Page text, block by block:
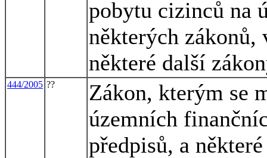
pobytu cizinců na
některých zákonů,
některé další
444/2005 ??
Zákon, kterým se
územních
předpisů, a